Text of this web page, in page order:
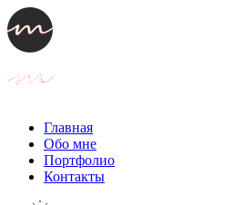
Главная
Обо мне
Портфолио
Контакты